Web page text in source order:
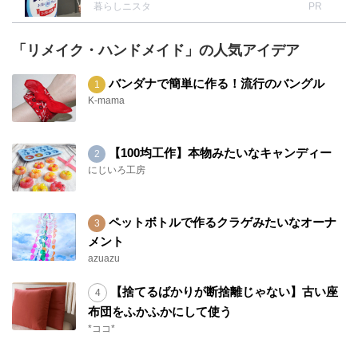
暮らしニスタ PR
「リメイク・ハンドメイド」の人気アイデア
バンダナで簡単に作る！流行のバングル
K-mama
【100均工作】本物みたいなキャンディー
にじいろ工房
ペットボトルで作るクラゲみたいなオーナ
メント
azuazu
【捨てるばかりが断捨離じゃない】古い座
布団をふかふかにして使う
*ココ*